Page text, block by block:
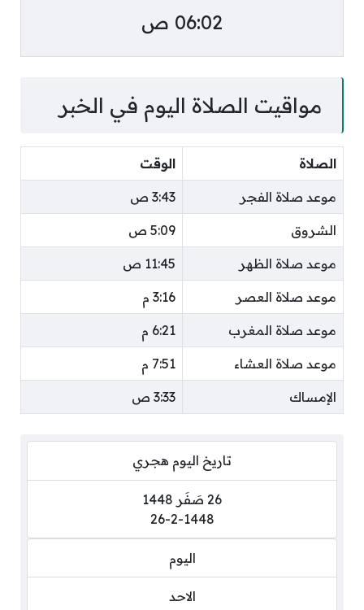
06:02 ص
مواقيت الصلاة اليوم في الخبر
الصلاة الوقت
موعد صلاة الفجر 3:43 ص
الشروق 5:09 ص
موعد صلاة الظهر 11:45 ص
موعد صلاة العصر 3:16 م
موعد صلاة المغرب 6:21 م
موعد صلاة العشاء 7:51 م
الإمساك 3:33 ص
تاريخ اليوم هجري
26 صَفَر 1448
26-2-1448
اليوم
الاحد